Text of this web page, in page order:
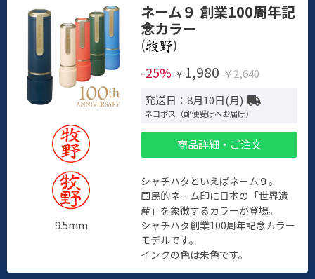
9.5mm
ネーム９ 創業100周年記
念カラー
(
)
-25% ￥ 1,980 ￥2,640
発送日：8月10日(月)
ネコポス（郵便受けへお届け）
商品詳細・ご注文
シャチハタといえばネーム９。
国民的ネーム印に日本の「世界遺
産」を象徴するカラーが登場。
シャチハタ創業100周年記念カラー
モデルです。
インクの色は朱色です。